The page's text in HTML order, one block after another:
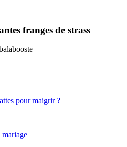
franges de strass
pour maigrir ?
mariage